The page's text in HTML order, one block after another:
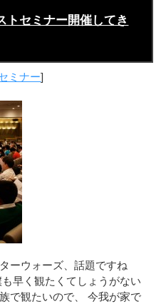
トセミナー開催してき
ミナー]
ーウォーズ、話題ですね
早く観たくてしょうがない
で観たいので、 今我が家で